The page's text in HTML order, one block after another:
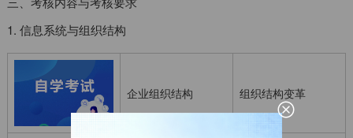
1. 信息系统与组织结构
企业组织结构 组织结构变革